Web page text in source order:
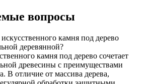
вопросы
камня под дерево
деревянной?
камня под дерево сочетает
древесины с преимуществами
В отличие от массива дерева,